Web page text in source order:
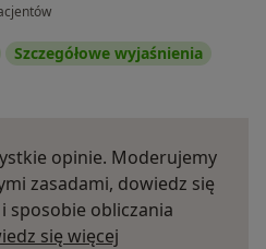
Szczegółowe wyjaśnienia
opinie. Moderujemy
zasadami, dowiedz się
sposobie obliczania
się więcej